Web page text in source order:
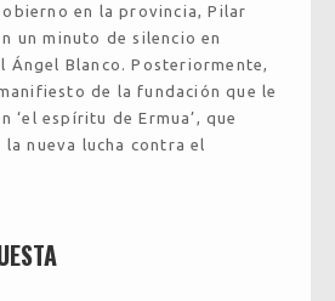
en la provincia, Pilar
un minuto de silencio en
Ángel Blanco. Posteriormente,
de la fundación que le
‘el espíritu de Ermua’, que
la nueva lucha contra el